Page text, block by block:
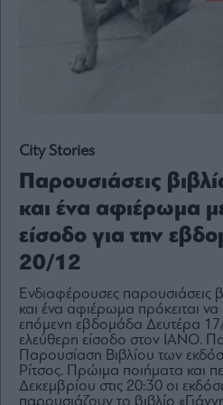
to
Terms
and
Privacy
Notice.
You
can
opt
at
any
This
site
is
protected
by
reCAPTCHA
and
the
Google
Privacy
Policy
City Stories
Παρουσιάσεις
και ένα αφιέρωμα
είσοδο για την
20/12
Ενδιαφέρουσες παρουσιάσεις
και ένα αφιέρωμα πρόκειται
επόμενη εβδομάδα Δευτέρα
ελεύθερη είσοδο στον ΙΑΝΟ.
Παρουσίαση Βιβλίου των
Ρίτσος. Πρώιμα ποιήματα και
Δεκεμβρίου στις 20:30 οι
παρουσιάζουν το βιβλίο